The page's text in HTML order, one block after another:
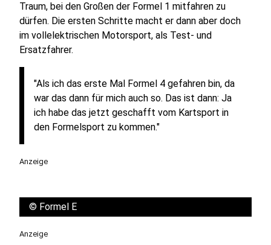
Traum, bei den Großen der Formel 1 mitfahren zu
dürfen. Die ersten Schritte macht er dann aber doch
im vollelektrischen Motorsport, als Test- und
Ersatzfahrer.
"Als ich das erste Mal Formel 4 gefahren bin, da
war das dann für mich auch so. Das ist dann: Ja
ich habe das jetzt geschafft vom Kartsport in
den Formelsport zu kommen."
Anzeige
© Formel E
Anzeige